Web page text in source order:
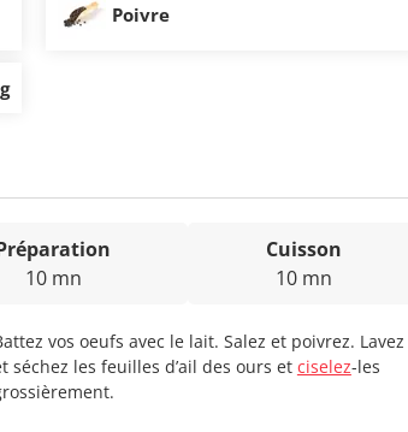
Poivre
10 mn
Cuisson
10 mn
vos oeufs avec le lait. Salez et poivrez. Lavez
séchez les feuilles d’ail des ours et ciselez-les